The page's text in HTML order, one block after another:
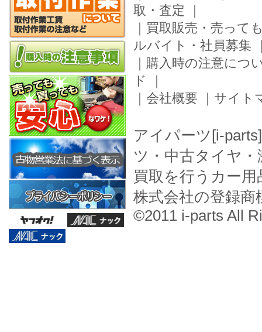
取・査定 ｜
｜ 買取販売・売って
ルバイト・社員募集
｜ 購入時の注意につ
ド
｜
｜ 会社概要 ｜ サイト
アイパーツ[i-
ツ・中古タイヤ
買取を行うカー
株式会社の登録商
©2011 i-parts All